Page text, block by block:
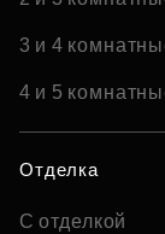
3 и 4
4 и 5
Отделка
С отделкой